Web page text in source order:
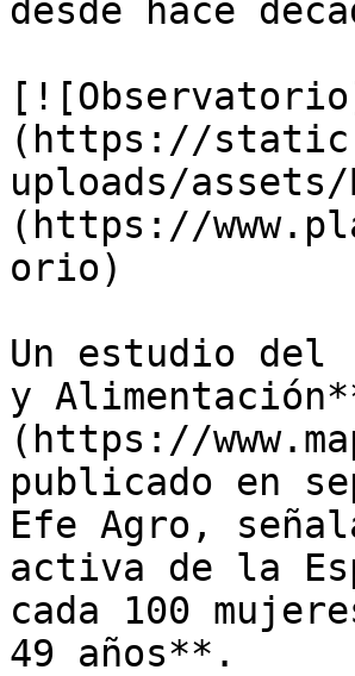
desde hace
(https://
uploads/assets/
(https://
orio)
Un estudio
y
(https://
publicado en
Efe Agro,
activa de la
cada 100
49 años**.